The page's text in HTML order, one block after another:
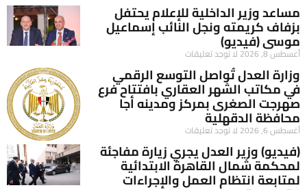
مساعد وزير الداخلية للإعلام يحتفل
بزفاف كريمته ونجل النائب إسماعيل
موسى (فيديو)
أغسطس 8, 2026 لا توجد تعليقات
وزارة العدل تُواصل التوسع الرقمي
في مكاتب الشهر العقاري بافتتاح فرع
صهرجت الصغرى بمركز ومدينه أجا
محافظة الدقهلية
أغسطس 6, 2026 لا توجد تعليقات
(فيديو) وزير العدل يجري زيارة مفاجئة
لمحكمة شمال القاهرة الابتدائية
لمتابعة انتظام العمل والإجراءات